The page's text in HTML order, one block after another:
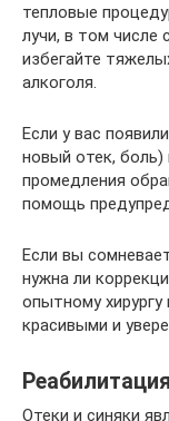
тепловые
лучи, в том числе
избегайте
алкоголя.
Если у вас
новый отек, боль)
промедления
помощь
Если вы
нужна ли
опытному
красивыми и
Реабилитация
Отеки и синяки